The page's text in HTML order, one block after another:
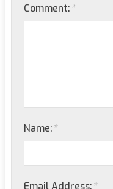
Comment:*
Name:*
Email Address:*